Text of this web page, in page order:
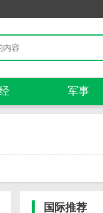
军事
国际推荐